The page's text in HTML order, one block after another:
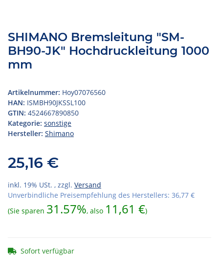
SHIMANO Bremsleitung "SM-
BH90-JK" Hochdruckleitung 1000
mm
Artikelnummer: Hoy07076560
HAN: ISMBH90JKSSL100
GTIN: 4524667890850
Kategorie: sonstige
Hersteller: Shimano
25,16 €
inkl. 19% USt. , zzgl. Versand
Unverbindliche Preisempfehlung des Herstellers: 36,77 €
(Sie sparen 31.57%, also 11,61 €)
Sofort verfügbar